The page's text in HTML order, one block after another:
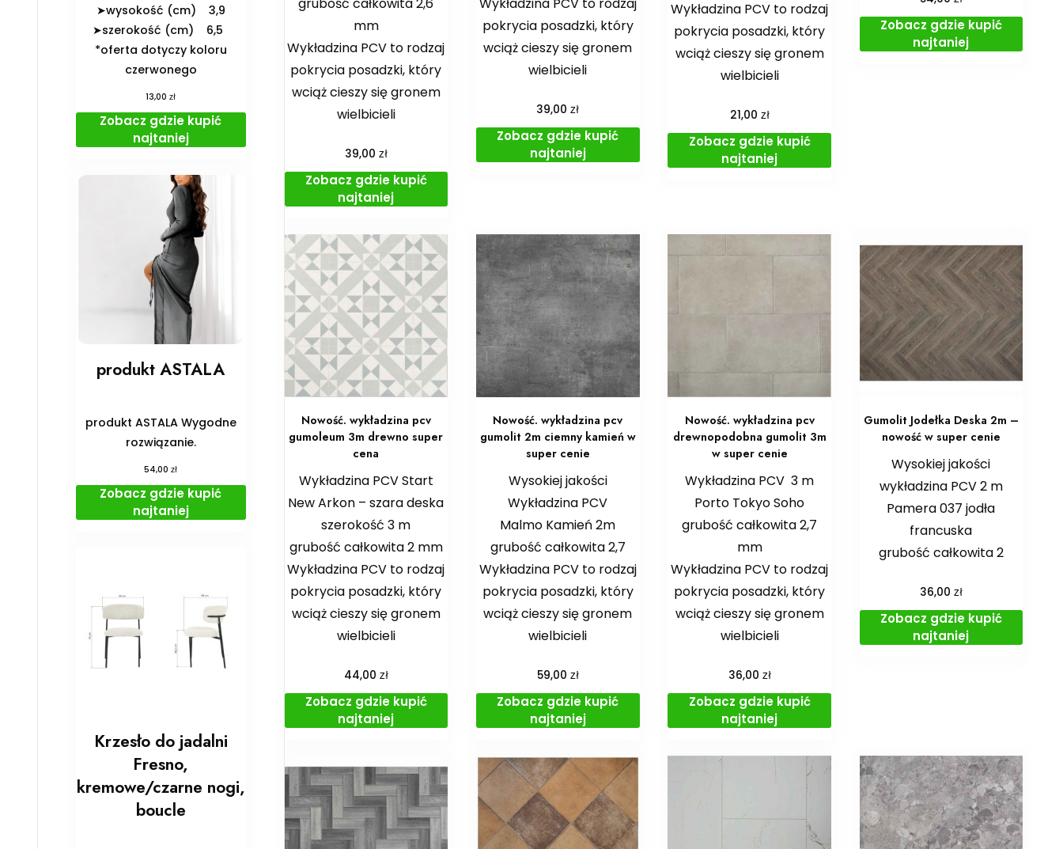
mm
Wykładzina PCV to rodzaj
pokrycia posadzki, który
wciąż cieszy się gronem
wielbicieli
39,00 zł
Zobacz gdzie kupić
najtaniej
pokrycia posadzki, który
wciąż cieszy się gronem
wielbicieli
39,00zł
Zobacz gdzie kupić
najtaniej
Wykładzina PCV to rodzaj
pokrycia posadzki, który
wciąż cieszy się gronem
wielbicieli
21,00 zł
Zobacz gdzie kupić
najtaniej
Zobacz gdzie kupić
najtaniej
Nowość. wykładzina pcv
gumoleum 3m drewno super
cena
Wykładzina PCV Start
New Arkon – szara deska
szerokość 3 m
grubość całkowita 2 mm
Wykładzina PCV to rodzaj
pokrycia posadzki, który
wciąż cieszy się gronem
wielbicieli
44,00 zł
Zobacz gdzie kupić
najtaniej
Nowość. wykładzina pcv
gumolit 2m ciemny kamień w
super cenie
Wysokiej jakości
Wykładzina PCV
Malmo Kamień 2m
grubość całkowita 2,7
Wykładzina PCV to rodzaj
pokrycia posadzki, który
wciąż cieszy się gronem
wielbicieli
59,00 zł
Zobacz gdzie kupić
najtaniej
Nowość. wykładzina pcv
drewnopodobna gumolit 3m
w super cenie
Wykładzina PCV 3 m
Porto Tokyo Soho
grubość całkowita 2,7
mm
Wykładzina PCV to rodzaj
pokrycia posadzki, który
wciąż cieszy się gronem
wielbicieli
36,00 zł
Zobacz gdzie kupić
najtaniej
Gumolit Jodełka Deska 2m –
nowość w super cenie
Wysokiej jakości
wykładzina PCV 2 m
Pamera 037 jodła
francuska
grubość całkowita 2
36,00 zł
Zobacz gdzie kupić
najtaniej
➤wysokość (cm) 3,9
➤szerokość (cm) 6,5
*oferta dotyczy koloru
czerwonego
13,00zł
Zobacz gdzie kupić
najtaniej
produkt ASTALA
produkt ASTALA Wygodne
rozwiązanie.
54,00zł
Zobacz gdzie kupić
najtaniej
Krzesło do jadalni
Fresno,
kremowe/czarne nogi,
boucle